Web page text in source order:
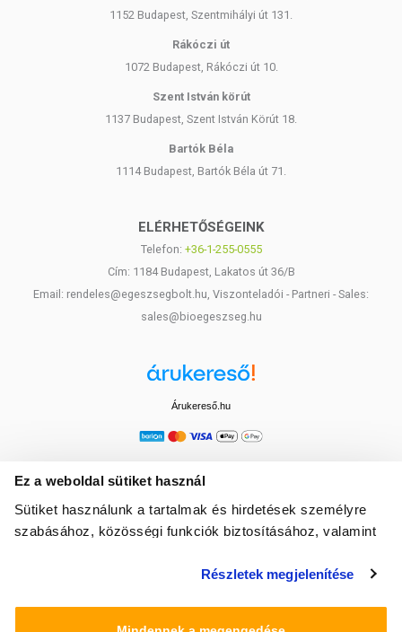
Ez a weboldal sütiket használ
Sütiket használunk a tartalmak és hirdetések személyre
szabásához, közösségi funkciók biztosításához, valamint
média-, hirdető- és elemező partnereinkkel megosztjuk az
Részletek megjelenítése
1152 Budapest, Szentmihályi út 131.
Rákóczi út
1072 Budapest, Rákóczi út 10.
Szent István körút
1137 Budapest, Szent István Körút 18.
Bartók Béla
1114 Budapest, Bartók Béla út 71.
ELÉRHETŐSÉGEINK
Telefon: +36-1-255-0555
Cím: 1184 Budapest, Lakatos út 36/B
Email: rendeles@egeszsegbolt.hu, Viszonteladói - Partneri - Sales:
sales@bioegeszseg.hu
Árukereső.hu